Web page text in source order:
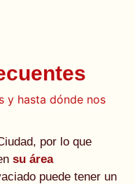
y hasta dónde nos
por lo que
su área
puede tener un